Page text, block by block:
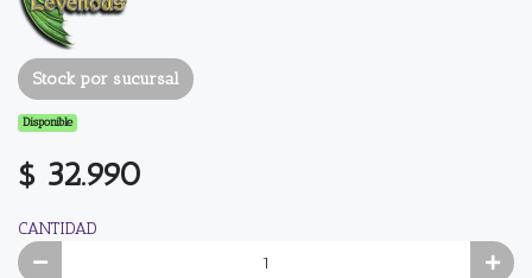
Stock por sucursal
Disponible
$ 32.990
CANTIDAD